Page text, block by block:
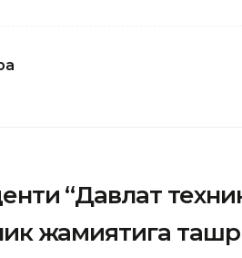
“Давлат
жамиятига